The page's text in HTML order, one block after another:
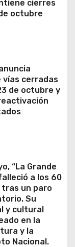
cierres
octubre
cerradas
de octubre y
“La Grande
a los 60
tras un paro
Su
y cultural
en la
y la
Nacional.